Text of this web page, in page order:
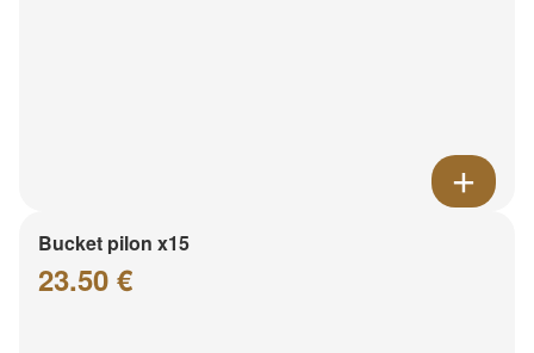
Bucket pilon x15
23.50 €